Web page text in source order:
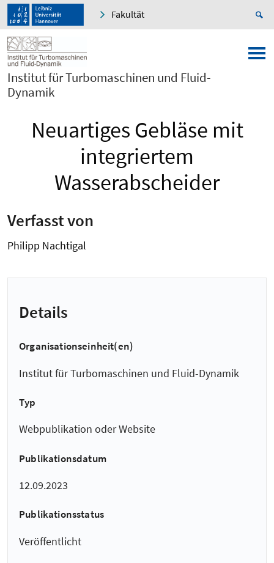
Fakultät
Institut für Turbomaschinen und Fluid-
Dynamik
Neuartiges Gebläse mit
integriertem
Wasserabscheider
Verfasst von
Philipp Nachtigal
Details
Organisationseinheit(en)
Institut für Turbomaschinen und Fluid-Dynamik
Typ
Webpublikation oder Website
Publikationsdatum
12.09.2023
Publikationsstatus
Veröffentlicht